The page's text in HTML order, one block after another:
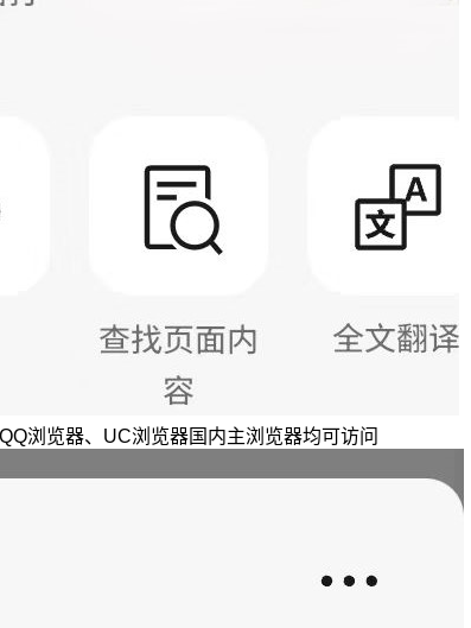
浏览器、UC浏览器国内主浏览器均可访问